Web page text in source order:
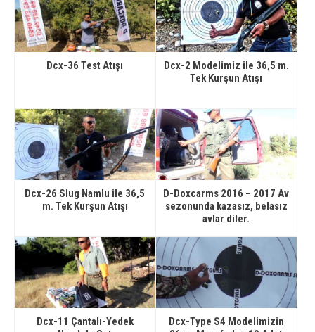
Dcx-36 Test Atışı
Dcx-2 Modelimiz ile 36,5 m.
Tek Kurşun Atışı
Dcx-26 Slug Namlu ile 36,5
m. Tek Kurşun Atışı
D-Doxcarms 2016 – 2017 Av
sezonunda kazasız, belasız
avlar diler.
Dcx-11 Çantalı-Yedek
Dcx-Type S4 Modelimizin